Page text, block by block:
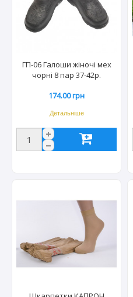
ГП-06 Галоши жіночі мех
чорні 8 пар 37-42р.
174.00 грн
Детальніше